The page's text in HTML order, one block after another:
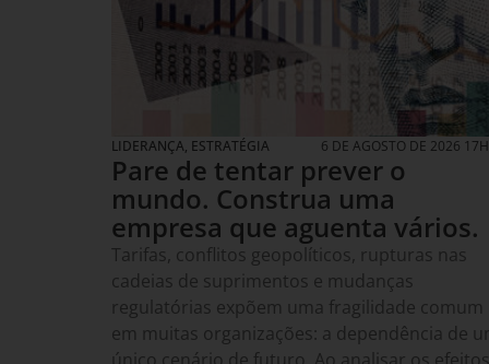
LIDERANÇA, ESTRATÉGIA 6 DE AGOSTO DE 2026
Pare de tentar prever o
mundo. Construa uma
empresa que aguenta vários.
Tarifas, conflitos geopolíticos, rupturas nas
cadeias de suprimentos e mudanças
regulatórias expõem uma fragilidade comum
em muitas organizações: a dependência de